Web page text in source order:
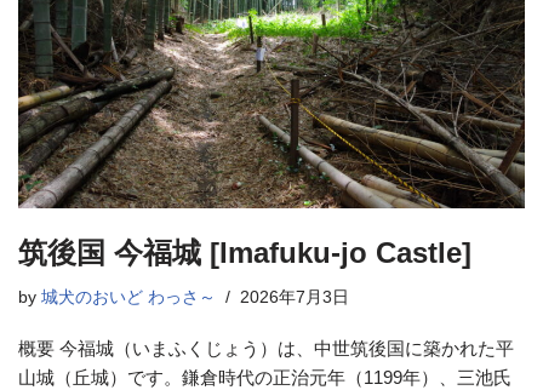
筑後国 今福城 [Imafuku-jo Castle]
by 城犬のおいど わっさ～ 2026年7月3日
概要 今福城（いまふくじょう）は、中世筑後国に築かれた平
山城（丘城）です。鎌倉時代の正治元年（1199年）、三池氏